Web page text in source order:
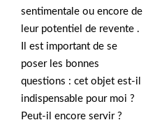
sentimentale ou encore de
leur potentiel de revente .
Il est important de se
poser les bonnes
questions : cet objet est-il
indispensable pour moi ?
Peut-il encore servir ?